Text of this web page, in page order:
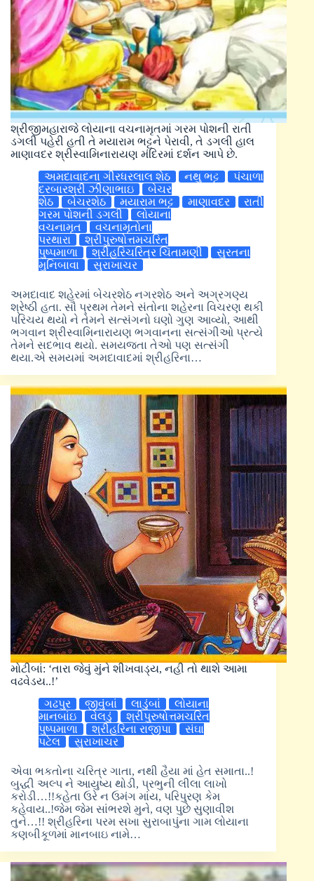
શ્રીજીમહારાજે લોયાના વચનામૃતમાં ગરમ પોશની રાતી
ડગલી પહેરી હતી તે મયારામ ભટ્ટને પેરાવી, તે ડગલી હાલ
માણાવદર શ્રીસ્વામિનારાયણ મંદિરમાં દર્શન આપે છે.
અમદાવાદના ગીરધરલાલ શેઠ
નથુ ભટ્ટ
પંચાળા
દરબારશ્રી ઝીણાભાઇ
બેચર
શેઠ
બેચરશેઠ મયારામ ભટ્ટ માણાવદર
રાતી
ગરમ પોશની ડગલી
લોયાના
વચનામૃત
વચનામૃતોના
પરથારા
શ્રીપુરુષોત્તમચરિત
પુષ્પમાળા
શ્રીહરિચરિત્ર ચિંતામણી
સુરતના
મુનિબાવા
સુરાખાચર
અમદાવાદ શહેરમાં બેચરશેઠ નગરશેઠ અને અગ્રગણ્ય
શ્રેષ્ઠી હતા. સૌ પ્રથમ તેમને સંતોના શહેરના વિચરણ થકી
પરિચય થયો ને તેમને સત્સંગનો ઘણો ગુણ આવ્યો, આથી
ભગવાન શ્રીસ્વામિનારાયણ ભગવાનના સત્સંગીઓ પ્રત્યે
તેમને સદભાવ થયો. સમયજતા તેઓ પણ સત્સંગી
થયા.એ સમયમાં અમદાવાદમાં શ્રીહરિના…
મોટીબાં: ‘તારા જેવું મુંને શીખવાડ્ય, નહી તો થાશે આમા
વઢવેડય..!’
ગઢપુર
જીવુંબાં લાડુંબાં
લોયાના
માનબાંઇ
વેલડું
શ્રીપુરુષોત્તમચરિત
પુષ્પમાળા
શ્રીહરિના રાજીપા
સંઘા
પટેલ
સુરાખાચર
એવા ભકતોના ચરિત્ર ગાતા, નથી હૈયા માં હેત સમાતા..!
બુદ્ધી અલ્પ ને આયુષ્ય થોડી, પ્રભુની લીલા લાખો
કરોડી…!!કહેતા ઉરે ન ઉમંગ માંય, પરિપુરણ કેમ
કહેવાય..!જેમ જેમ સાંભરશે મુને, વણ પુછે સુણાવીશ
તુને…!! શ્રીહરિના પરમ સખા સુરાબાપુંના ગામ લોયાના
કણબીકૂળમાં માનબાઇ નામે…